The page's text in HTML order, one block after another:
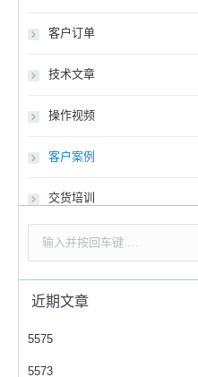
客户订单
技术文章
操作视频
客户案例
交货培训
近期文章
5575
5573